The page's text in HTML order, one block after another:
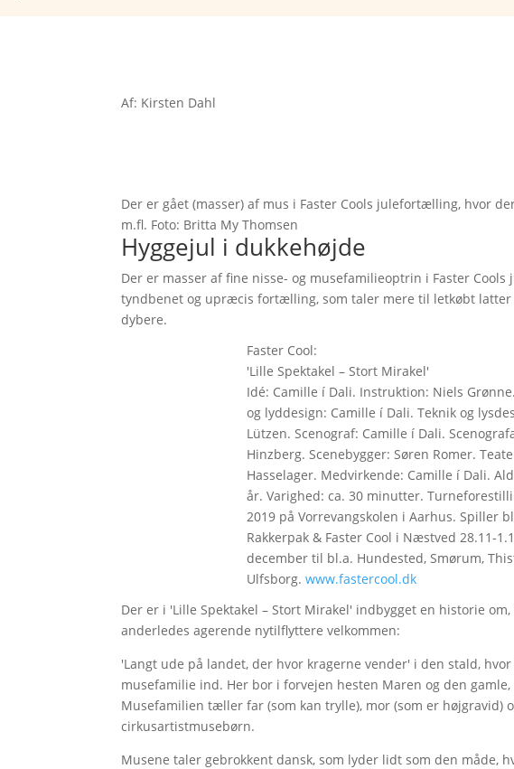
Af: Kirsten Dahl
Der er gået (masser) af mus i Faster Cools julefortælling, hvor
m.fl. Foto: Britta My Thomsen
Hyggejul i dukkehøjde
Der er masser af fine nisse- og musefamilieoptrin i Faster
tyndbenet og upræcis fortælling, som taler mere til letkøbt
dybere.
Faster Cool:
'Lille Spektakel – Stort Mirakel'
Idé: Camille í Dali. Instruktion: Niels
og lyddesign: Camille í Dali. Teknik og
Lützen. Scenograf: Camille í Dali.
Hinzberg. Scenebygger: Søren Romer.
Hasselager. Medvirkende: Camille í Dali.
år. Varighed: ca. 30 minutter.
2019 på Vorrevangskolen i Aarhus. Spiller
Rakkerpak & Faster Cool i Næstved 28.11-
december til bl.a. Hundested, Smørum,
Ulfsborg. www.fastercool.dk
Der er i 'Lille Spektakel – Stort Mirakel' indbygget en historie
anderledes agerende nytilflyttere velkommen:
'Langt ude på landet, der hvor kragerne vender' i den stald,
musefamilie ind. Her bor i forvejen hesten Maren og den gamle,
Musefamilien tæller far (som kan trylle), mor (som er højgravid)
cirkusartistmusebørn.
Musene taler gebrokkent dansk, som lyder lidt som den måde,